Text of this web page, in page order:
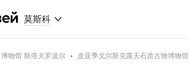
莫斯科
博物馆 斯塔夫罗波尔 皮亚季戈尔斯克露天石质古物博物馆